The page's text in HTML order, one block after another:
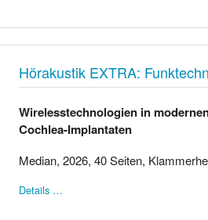
Hörakustik EXTRA:
Wirelesstechnologien in
Cochlea-Implantaten
Median, 2026, 40 Seiten,
Details …